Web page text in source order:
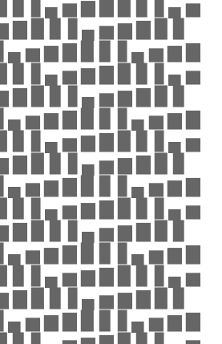
▊ ▋▄ ▅ ▆ ▇ ▉ ▊ ▋▄ ▅
▇ ▉ ▊ ▋▄ ▅ ▆ ▇ ▉ ▊
▅ ▆ ▇ ▉ ▊ ▋▄ ▅ ▆ ▇
▊ ▋▄ ▅ ▆ ▇ ▉ ▊ ▋▄ ▅
▇ ▉ ▊ ▋▄ ▅ ▆ ▇ ▉ ▊
▅ ▆ ▇ ▉ ▊ ▋▄ ▅ ▆ ▇
▊ ▋▄ ▅ ▆ ▇ ▉ ▊ ▋▄ ▅
▇ ▉ ▊ ▋▄ ▅ ▆ ▇ ▉ ▊
▅ ▆ ▇ ▉ ▊ ▋▄ ▅ ▆ ▇
▊ ▋▄ ▅ ▆ ▇ ▉ ▊ ▋▄ ▅
▇ ▉ ▊ ▋▄ ▅ ▆ ▇ ▉ ▊
▅ ▆ ▇ ▉ ▊ ▋▄ ▅ ▆ ▇
▊ ▋▄ ▅ ▆ ▇ ▉ ▊ ▋▄ ▅
▇ ▉ ▊ ▋▄ ▅ ▆ ▇ ▉ ▊
▅ ▆ ▇ ▉ ▊ ▋▄ ▅ ▆ ▇